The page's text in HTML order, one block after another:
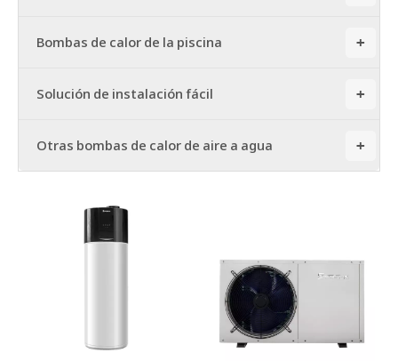
+
Bombas de calor de la piscina
+
Solución de instalación fácil
+
Otras bombas de calor de aire a agua